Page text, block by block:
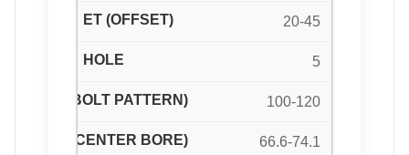
20-45
5
100-120
66.6-74.1